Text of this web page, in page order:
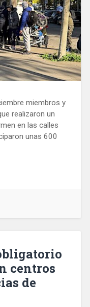
miembros y
realizaron un
en las calles
unas 600
centros
de